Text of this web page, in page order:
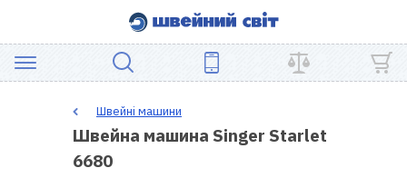
ШВЕЙНЕ
ОБЛАДНАННЯ
Швейні машини
Швейна машина Singer Starlet
6680